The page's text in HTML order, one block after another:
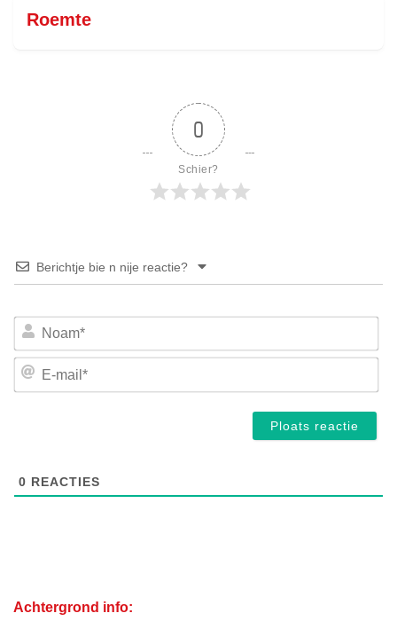
Roemte
0
Schier?
Berichtje bie n nije reactie?
E-
0 REACTIES
Achtergrond info: